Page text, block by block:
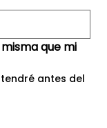
que mi
antes del